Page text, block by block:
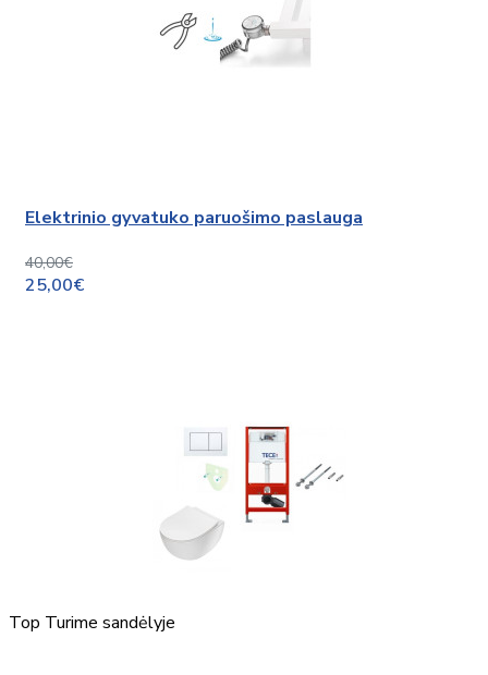
Elektrinio gyvatuko paruošimo paslauga
40,00€
25,00€
Top Turime sandėlyje